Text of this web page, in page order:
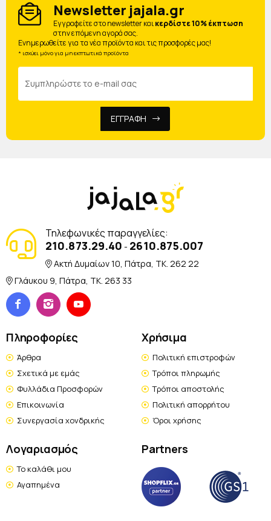
Newsletter jajala.gr
Eγγραφείτε στο newsletter καικερδίστε 10% έκπτωση
στην επόμενη αγορά σας.
Ενημερωθείτε για τα νέα προϊόντα και τις προσφορές μας!
* ισχύει μόνο για μη εκπτωτικά προϊόντα
ΕΓΓΡΑΦΗ
Τηλεφωνικές παραγγελίες:
210.873.29.40 - 2610.875.007
Ακτή Δυμαίων 10, Πάτρα, TK. 262 22
Γλάυκου 9, Πάτρα, TK. 263 33
Πληροφορίες
Άρθρα
Σχετικά με εμάς
Φυλλάδια Προσφορών
Επικοινωνία
Συνεργασία χονδρικής
Χρήσιμα
Πολιτική επιστροφών
Τρόποι πληρωμής
Τρόποι αποστολής
Πολιτική απορρήτου
Όροι χρήσης
Λογαριασμός
Το καλάθι μου
Αγαπημένα
Partners